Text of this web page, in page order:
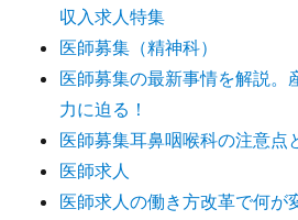
収入求人特集
医師募集（精神科）
医師募集の最新事情を解説。
力に迫る！
医師募集耳鼻咽喉科の注意点
医師求人
医師求人の働き方改革で何